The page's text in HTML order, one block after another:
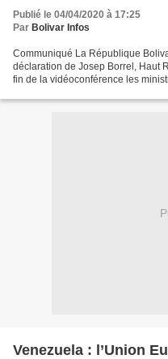
Publié le 04/04/2020 à 17:25
Par Bolivar Infos
Communiqué La République
déclaration de Josep Borrel, Haut
fin de la vidéoconférence les
Venezuela : l’Union